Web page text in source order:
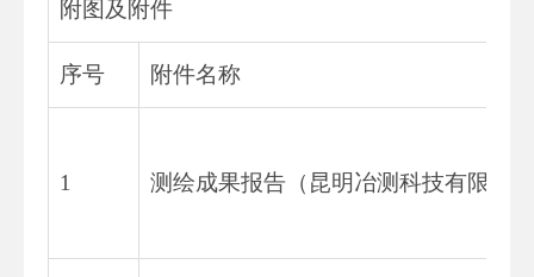
附图及附件
序号 附件名称
1 测绘成果报告（昆明冶测科技有限公